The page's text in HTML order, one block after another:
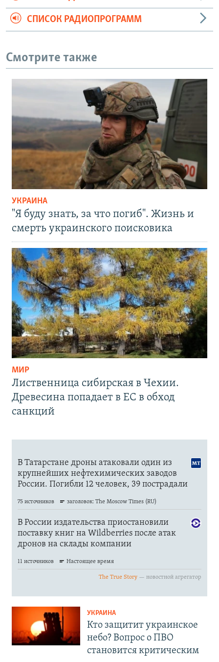
СПИСОК РАДИОПРОГРАММ
Смотрите также
УКРАИНА
"Я буду знать, за что погиб". Жизнь и
смерть украинского поисковика
МИР
Лиственница сибирская в Чехии.
Древесина попадает в ЕС в обход
санкций
УКРАИНА
Кто защитит украинское
небо? Вопрос о ПВО
становится критическим